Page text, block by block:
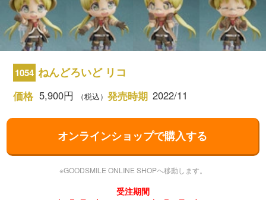
1054 ねんどろいど リコ
価格 5,900円 （税込） 発売時期 2022/11
オンラインショップで購入する
※GOODSMILE ONLINE SHOPへ移動します。
受注期間